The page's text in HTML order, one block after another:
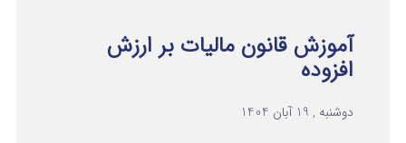
آموزش قانون مالیات بر ارزش
افزوده
دوشنبه , 19 آبان 1404